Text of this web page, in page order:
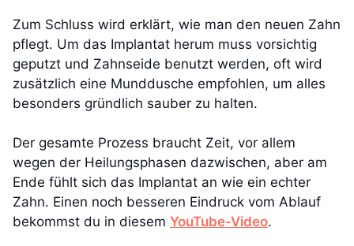
Zum Schluss wird erklärt, wie man den neuen Zahn
pflegt. Um das Implantat herum muss vorsichtig
geputzt und Zahnseide benutzt werden, oft wird
zusätzlich eine Munddusche empfohlen, um alles
besonders gründlich sauber zu halten.
Der gesamte Prozess braucht Zeit, vor allem
wegen der Heilungsphasen dazwischen, aber am
Ende fühlt sich das Implantat an wie ein echter
Zahn. Einen noch besseren Eindruck vom Ablauf
bekommst du in diesem YouTube-Video.